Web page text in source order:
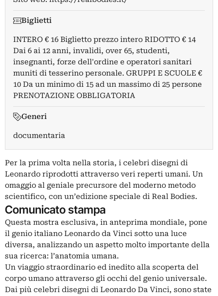
Biglietti
INTERO € 16 Biglietto prezzo intero RIDOTTO € 14
Dai 6 ai 12 anni, invalidi, over 65, studenti,
insegnanti, forze dell'ordine e operatori sanitari
muniti di tesserino personale. GRUPPI E SCUOLE €
10 Da un minimo di 15 ad un massimo di 25 persone
PRENOTAZIONE OBBLIGATORIA
Generi
documentaria
Per la prima volta nella storia, i celebri disegni di
Leonardo riprodotti attraverso veri reperti umani. Un
omaggio al geniale precursore del moderno metodo
scientifico, con un’edizione speciale di Real Bodies.
Comunicato stampa
Questa mostra esclusiva, in anteprima mondiale, pone
il genio italiano Leonardo da Vinci sotto una luce
diversa, analizzando un aspetto molto importante della
sua ricerca: l’anatomia umana.
Un viaggio straordinario ed inedito alla scoperta del
corpo umano attraverso gli occhi del genio universale.
Dai più celebri disegni di Leonardo Da Vinci, sono state